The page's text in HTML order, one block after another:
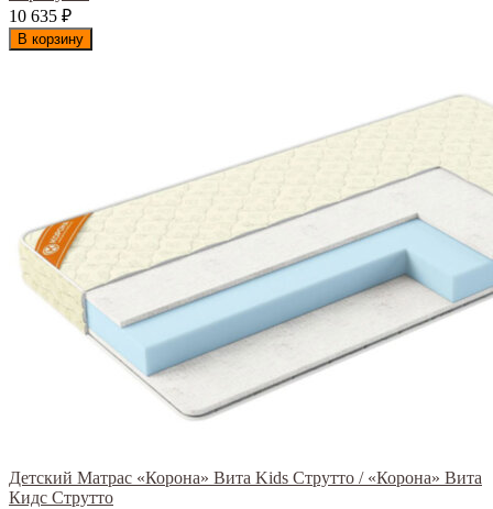
10 635 ₽
В корзину
Детский Матрас «Корона» Вита Kids Струтто / «Корона» Вита
Кидс Струтто